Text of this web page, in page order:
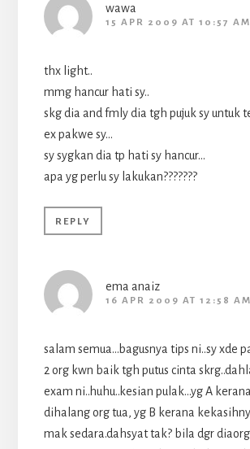
wawa
15 APR 2009 AT 10:57 AM
thx light..
mmg hancur hati sy..
skg dia and fmly dia tgh pujuk sy untuk
ex pakwe sy…
sy sygkan dia tp hati sy hancur…
apa yg perlu sy lakukan???????
REPLY
ema anaiz
16 APR 2009 AT 12:58 AM
salam semua…bagusnya tips ni..sy xde
2 org kwn baik tgh putus cinta
exam ni..huhu..kesian pulak…yg A
dihalang org tua, yg B kerana
mak sedara.dahsyat tak? bila dgr